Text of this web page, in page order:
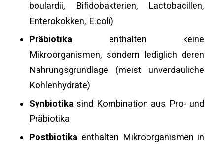
boulardii, Bifidobakterien, Lactobacillen,
Enterokokken, E.coli)
Präbiotikaenthalten keine
Mikroorganismen, sondern lediglich deren
Nahrungsgrundlage (meist unverdauliche
Kohlenhydrate)
Synbiotikasind Kombination aus Pro- und
Präbiotika
Postbiotika enthalten Mikroorganismen in